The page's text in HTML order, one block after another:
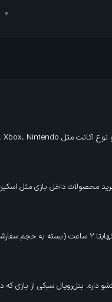
▼
محصولات داخل بازی مثل
جزیره فرود میان و بعد از رقابت در انتهای بازی یک نفر باقی می‌مونه